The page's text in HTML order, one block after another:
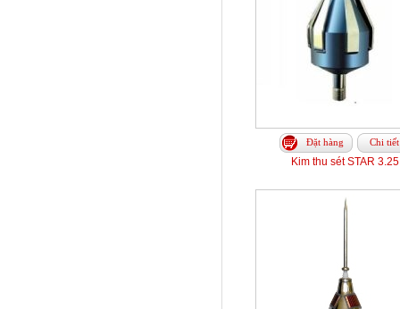
Đặt hàng Chi tiết
Kim thu sét STAR 3.25